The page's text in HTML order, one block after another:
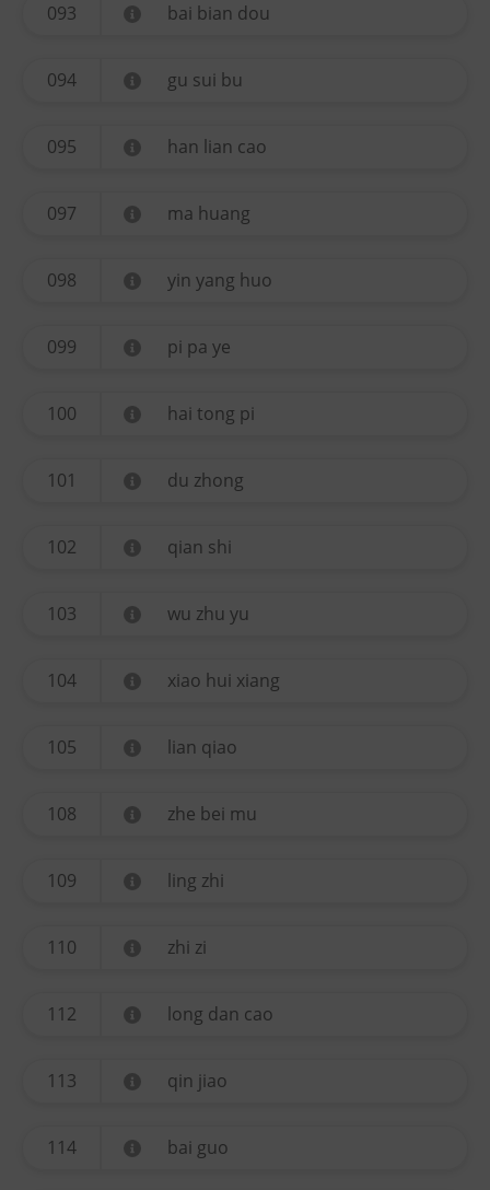
093 bai bian dou
094 gu sui bu
095 han lian cao
097 ma huang
098 yin yang huo
099 pi pa ye
100 hai tong pi
101 du zhong
102 qian shi
103 wu zhu yu
104 xiao hui xiang
105 lian qiao
108 zhe bei mu
109 ling zhi
110 zhi zi
112 long dan cao
113 qin jiao
114 bai guo